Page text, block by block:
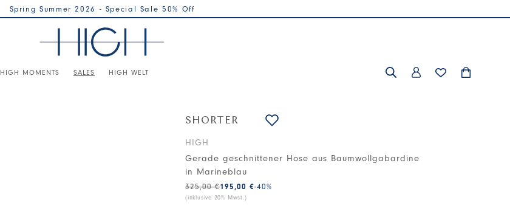
Spring Summer 2026 - Special Sale 50% Off
HIGH MOMENTS SALES HIGH WELT
SHORTER
HIGH
Gerade geschnittener Hose aus Baumwollgabardine
in Marineblau
195,00 €
325,00 € -40%
(inklusive 20% Mwst.)